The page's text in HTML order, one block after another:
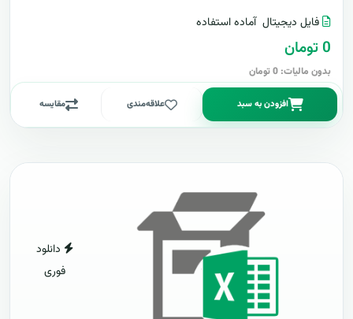
فایل دیجیتال آماده استفاده
0 تومان
بدون مالیات: 0 تومان
افزودن به سبد علاقه‌مندی مقایسه
دانلود
فوری